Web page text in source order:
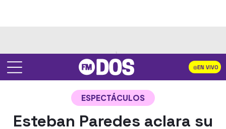
EN VIVO
ESPECTÁCULOS
Esteban Paredes aclara su